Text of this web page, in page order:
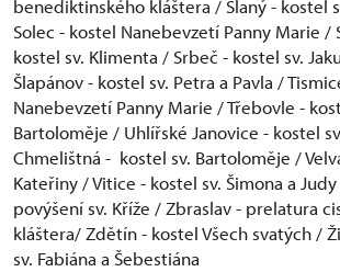
benediktinského kláštera / Slaný - kostel
Solec - kostel Nanebevzetí Panny Marie /
kostel sv. Klimenta / Srbeč - kostel sv.
Šlapánov - kostel sv. Petra a Pavla /
Nanebevzetí Panny Marie / Třebovle -
Bartoloměje / Uhlířské Janovice - kostel
Chmelištná - kostel sv. Bartoloměje /
Kateřiny / Vitice - kostel sv. Šimona a
povýšení sv. Kříže / Zbraslav - prelatura
kláštera/ Zdětín - kostel Všech svatých /
sv. Fabiána a Šebestiána